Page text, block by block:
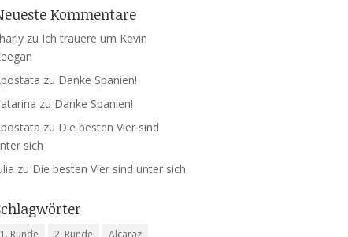
Kommentare
zu Ich trauere um Kevin
zu Danke Spanien!
zu Danke Spanien!
zu Die besten Vier sind
sich
zu Die besten Vier sind unter sich
1. Runde 2. Runde
Alcaraz